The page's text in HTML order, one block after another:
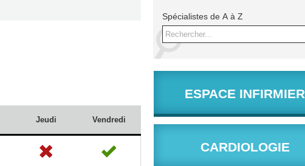
Jeudi Vendredi
Spécialistes de A à Z
Rechercher...
ESPACE INFIRMIER
CARDIOLOGIE